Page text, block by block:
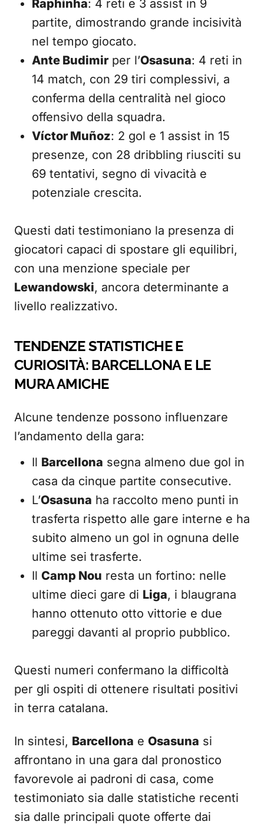
Raphinha: 4 reti e 3 assist in 9
partite, dimostrando grande incisività
nel tempo giocato.
Ante Budimir per l’Osasuna: 4 reti in
14 match, con 29 tiri complessivi, a
conferma della centralità nel gioco
offensivo della squadra.
Víctor Muñoz: 2 gol e 1 assist in 15
presenze, con 28 dribbling riusciti su
69 tentativi, segno di vivacità e
potenziale crescita.
Questi dati testimoniano la presenza di
giocatori capaci di spostare gli equilibri,
con una menzione speciale per
Lewandowski, ancora determinante a
livello realizzativo.
TENDENZE STATISTICHE E
CURIOSITÀ: BARCELLONA E LE
MURA AMICHE
Alcune tendenze possono influenzare
l’andamento della gara:
Il Barcellona segna almeno due gol in
casa da cinque partite consecutive.
L’Osasuna ha raccolto meno punti in
trasferta rispetto alle gare interne e ha
subito almeno un gol in ognuna delle
ultime sei trasferte.
Il Camp Nou resta un fortino: nelle
ultime dieci gare di Liga, i blaugrana
hanno ottenuto otto vittorie e due
pareggi davanti al proprio pubblico.
Questi numeri confermano la difficoltà
per gli ospiti di ottenere risultati positivi
in terra catalana.
In sintesi, Barcellona e Osasuna si
affrontano in una gara dal pronostico
favorevole ai padroni di casa, come
testimoniato sia dalle statistiche recenti
sia dalle principali quote offerte dai